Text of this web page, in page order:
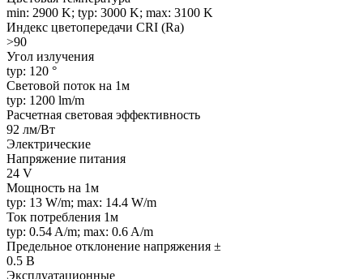
min: 2900 K; typ: 3000 K; max: 3100 K
Индекс цветопередачи CRI (Ra)
>90
Угол излучения
typ: 120 °
Световой поток на 1м
typ: 1200 lm/m
Расчетная световая эффективность
92 лм/Вт
Электрические
Напряжение питания
24 V
Мощность на 1м
typ: 13 W/m; max: 14.4 W/m
Ток потребления 1м
typ: 0.54 A/m; max: 0.6 A/m
Предельное отклонение напряжения ±
0.5 В
Эксплуатационные